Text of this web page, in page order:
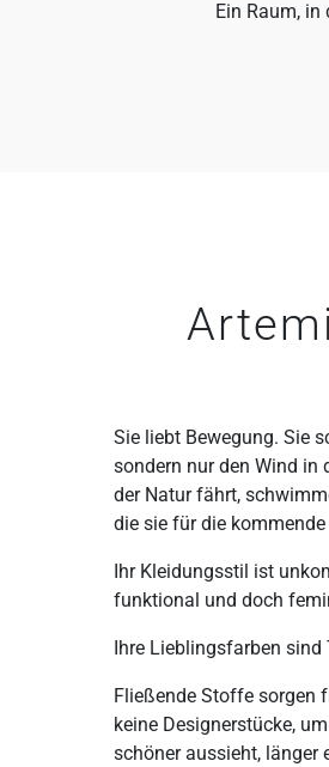
Ein Raum,
Sie liebt Bewegung. Sie
sondern nur den Wind in
der Natur fährt,
die sie für die
Ihr Kleidungsstil ist
funktional und doch
Ihre Lieblingsfarben
Fließende Stoffe sorgen
keine Designerstücke,
schöner aussieht, länger